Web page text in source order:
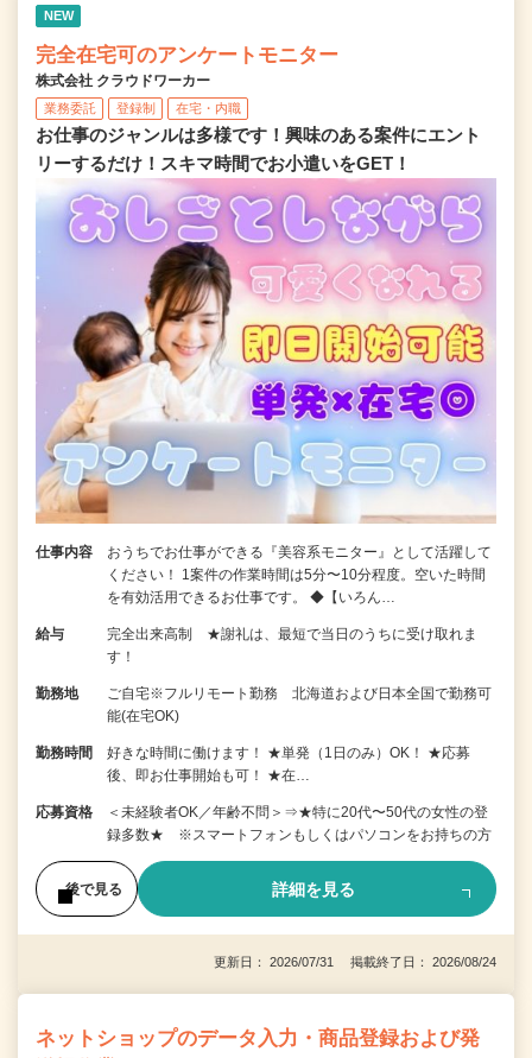
NEW
完全在宅可のアンケートモニター
株式会社 クラウドワーカー
業務委託 登録制 在宅・内職
お仕事のジャンルは多様です！興味のある案件にエント
リーするだけ！スキマ時間でお小遣いをGET！
仕事内容
おうちでお仕事ができる『美容系モニター』として活躍して
ください！ 1案件の作業時間は5分〜10分程度。空いた時間
を有効活用できるお仕事です。 ◆【いろん…
給与
完全出来高制 ★謝礼は、最短で当日のうちに受け取れま
す！
勤務地
ご自宅※フルリモート勤務 北海道および日本全国で勤務可
能(在宅OK)
勤務時間
好きな時間に働けます！ ★単発（1日のみ）OK！ ★応募
後、即お仕事開始も可！ ★在…
応募資格
＜未経験者OK／年齢不問＞⇒★特に20代〜50代の女性の登
録多数★ ※スマートフォンもしくはパソコンをお持ちの方
後で見る 詳細を見る
更新日： 2026/07/31 掲載終了日： 2026/08/24
ネットショップのデータ入力・商品登録および発